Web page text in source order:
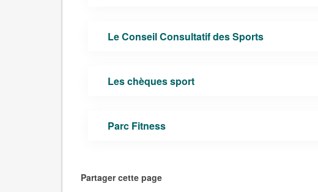
Le Conseil Consultatif des Sports
Les chèques sport
Parc Fitness
Partager cette page